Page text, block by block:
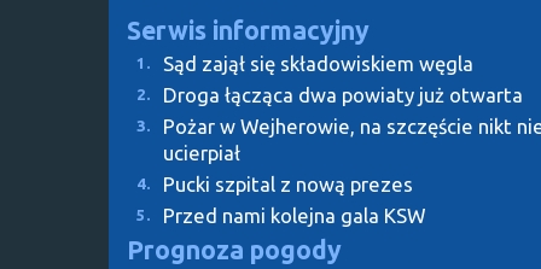
Serwis informacyjny
1. Sąd zajął się składowiskiem węgla
2. Droga łącząca dwa powiaty już otwarta
3.
Pożar w Wejherowie, na szczęście nikt
ucierpiał
4. Pucki szpital z nową prezes
5. Przed nami kolejna gala KSW
Prognoza pogody